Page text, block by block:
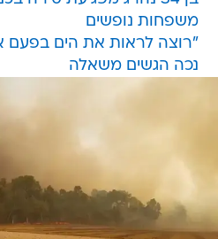
משפחות נופשים
"רוצה לראות את הים בפעם
נכה הגשים משאלה